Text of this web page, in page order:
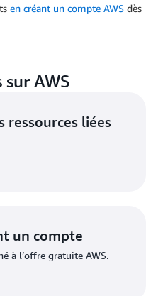
en créant un compte AWS dès
AWS
ressources liées
un compte
à l’offre gratuite AWS.